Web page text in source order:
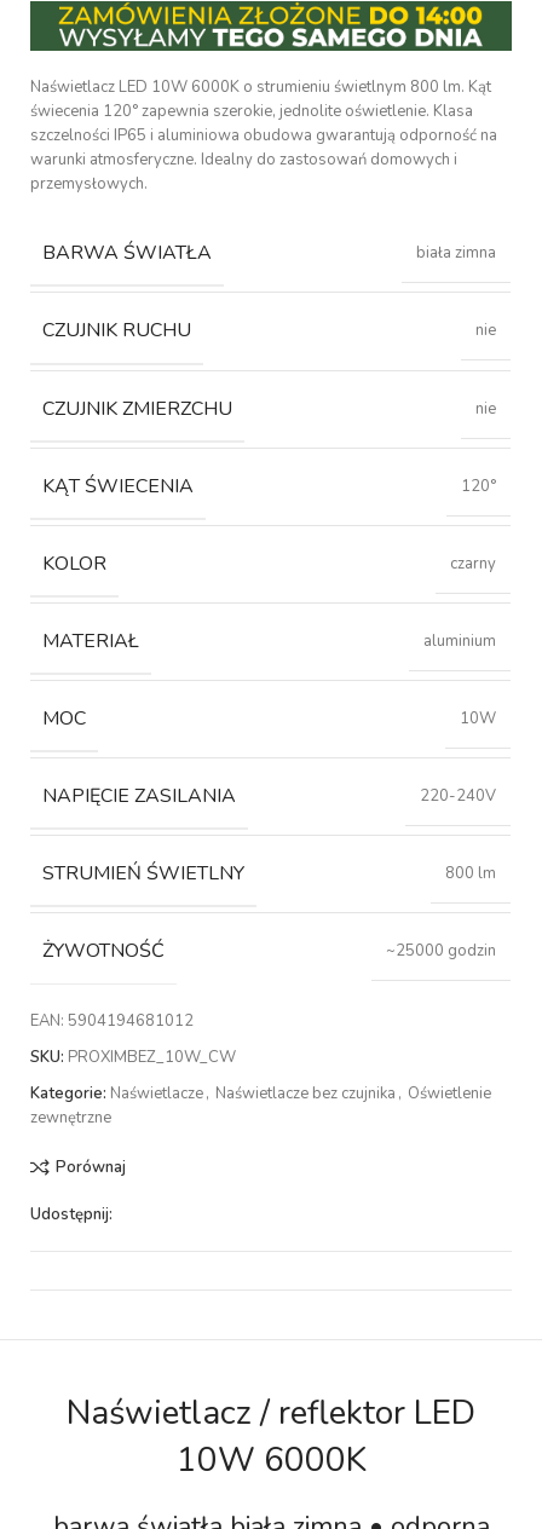
Naświetlacz LED 10W 6000K o strumieniu świetlnym 800 lm. Kąt
świecenia 120° zapewnia szerokie, jednolite oświetlenie. Klasa
szczelności IP65 i aluminiowa obudowa gwarantują odporność na
warunki atmosferyczne. Idealny do zastosowań domowych i
przemysłowych.
BARWA ŚWIATŁA biała zimna
CZUJNIK RUCHU nie
CZUJNIK ZMIERZCHU nie
KĄT ŚWIECENIA 120°
KOLOR czarny
MATERIAŁ aluminium
MOC 10W
NAPIĘCIE ZASILANIA 220-240V
STRUMIEŃ ŚWIETLNY 800 lm
ŻYWOTNOŚĆ ~25000 godzin
EAN: 5904194681012
SKU: PROXIMBEZ_10W_CW
Kategorie: Naświetlacze, Naświetlacze bez czujnika , Oświetlenie
zewnętrzne
Porównaj
Udostępnij:
Naświetlacz / reflektor LED
10W 6000K